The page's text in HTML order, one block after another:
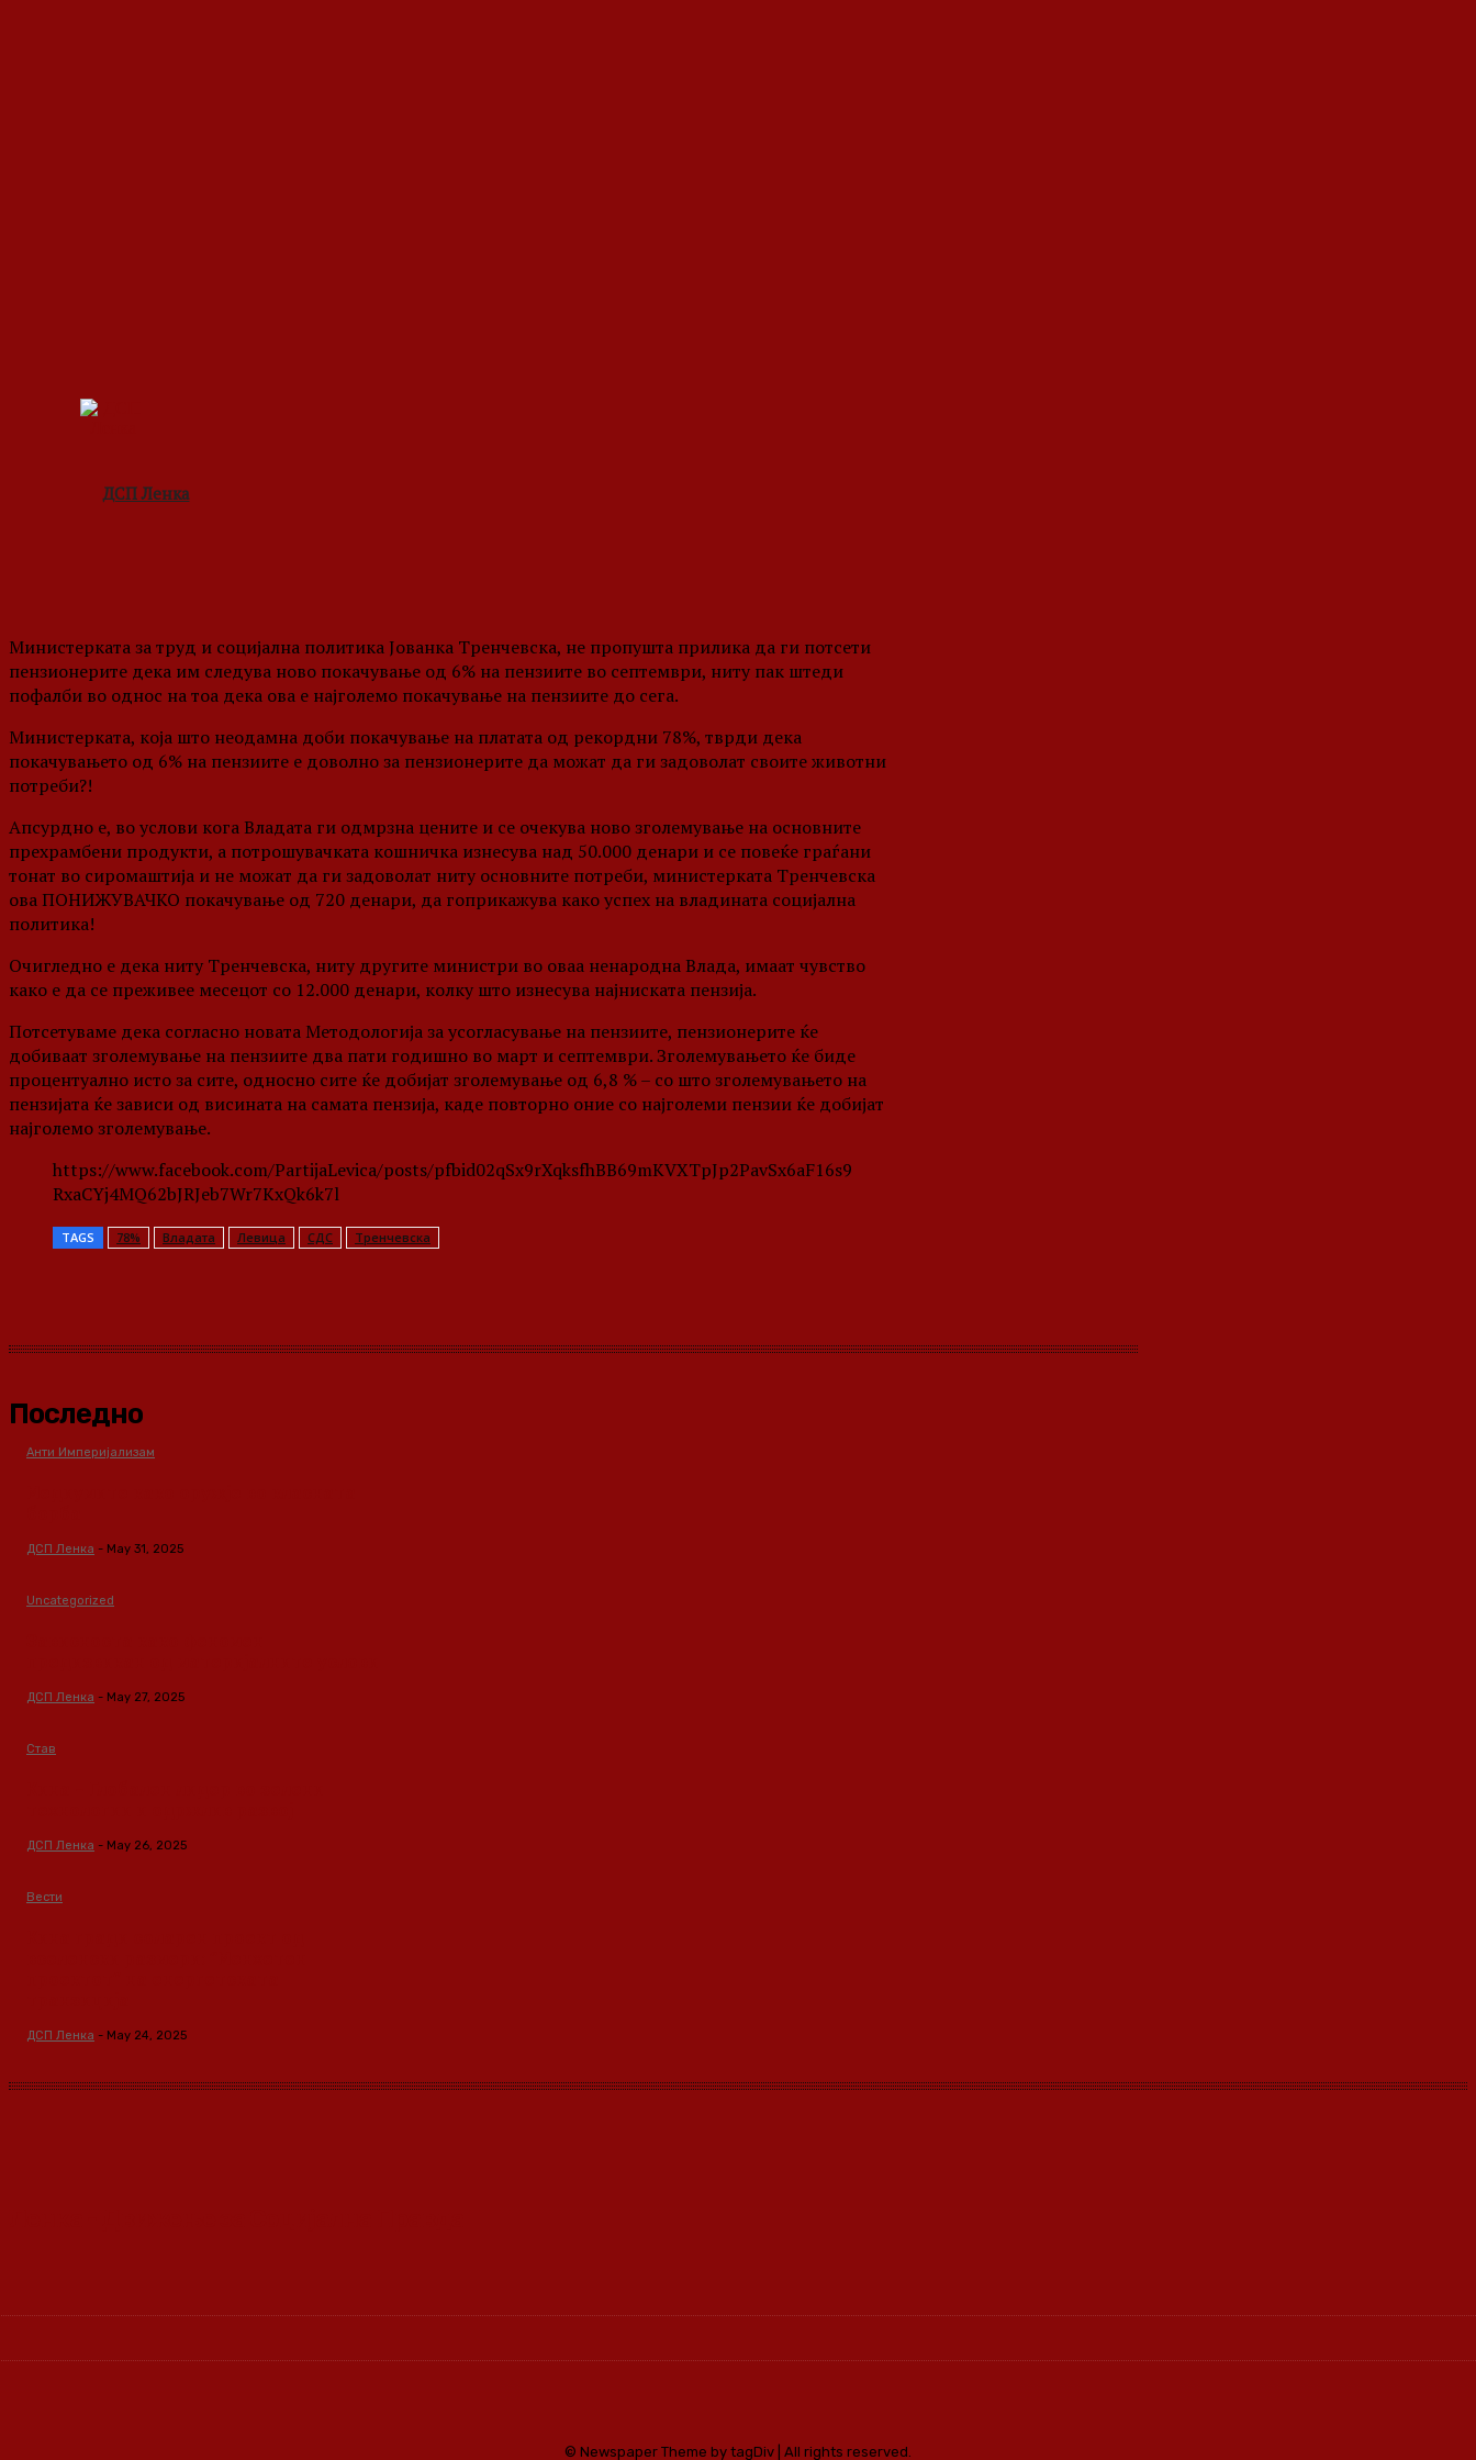
ДСП Ленка
Министерката за труд и социјална политика Јованка Тренчевска, не пропушта прилика да ги потсети
пензионерите дека им следува ново покачување од 6% на пензиите во септември, ниту пак штеди
пофалби во однос на тоа дека ова е најголемо покачување на пензиите до сега.
Министерката, која што неодамна доби покачување на платата од рекордни 78%, тврди дека
покачувањето од 6% на пензиите е доволно за пензионерите да можат да ги задоволат своите животни
потреби?!
Апсурдно е, во услови кога Владата ги одмрзна цените и се очекува ново зголемување на основните
прехрамбени продукти, а потрошувачката кошничка изнесува над 50.000 денари и се повеќе граѓани
тонат во сиромаштија и не можат да ги задоволат ниту основните потреби, министерката Тренчевска
ова ПОНИЖУВАЧКО покачување од 720 денари, да гоприкажува како успех на владината социјална
политика!
Очигледно е дека ниту Тренчевска, ниту другите министри во оваа ненародна Влада, имаат чувство
како е да се преживее месецот со 12.000 денари, колку што изнесува најниската пензија.
Потсетуваме дека согласно новата Методологија за усогласување на пензиите, пензионерите ќе
добиваат зголемување на пензиите два пати годишно во март и септември. Зголемувањето ќе биде
процентуално исто за сите, односно сите ќе добијат зголемување од 6,8 % – со што зголемувањето на
пензијата ќе зависи од висината на самата пензија, каде повторно оние со најголеми пензии ќе добијат
најголемо зголемување.
https://www.facebook.com/PartijaLevica/posts/pfbid02qSx9rXqksfhBB69mKVXTpJp2PavSx6aF16s9
RxaCYj4MQ62bJRJeb7Wr7KxQk6k7l
TAGS 78% Владата Левица СДС Тренчевска
Последно
Анти Империјализам
ДСП Ленка - May 31, 2025
Uncategorized
ДСП Ленка - May 27, 2025
Став
ДСП Ленка - May 26, 2025
Вести
ДСП Ленка - May 24, 2025
© Newspaper Theme by tagDiv | All rights reserved.